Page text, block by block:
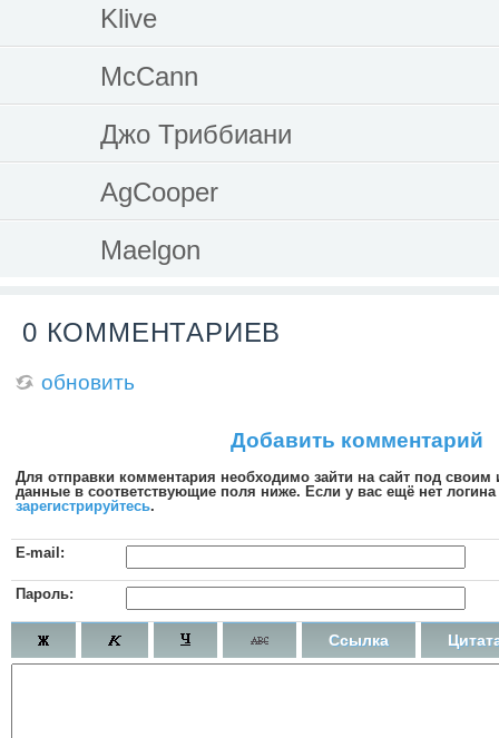
Klive
McCann
Джо Триббиани
AgCooper
Maelgon
0 КОММЕНТАРИЕВ
обновить
Добавить комментарий
Для отправки комментария необходимо зайти на сайт под
данные в соответствующие поля ниже. Если у вас ещё нет
зарегистрируйтесь.
E-mail:
Пароль:
Ссылка